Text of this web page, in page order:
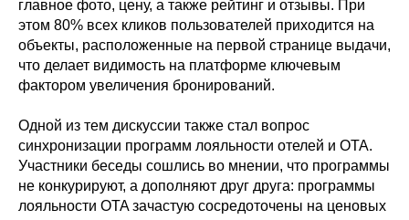
главное фото, цену, а также рейтинг и отзывы. При
этом 80% всех кликов пользователей приходится на
объекты, расположенные на первой странице выдачи,
что делает видимость на платформе ключевым
фактором увеличения бронирований.
Одной из тем дискуссии также стал вопрос
синхронизации программ лояльности отелей и ОТА.
Участники беседы сошлись во мнении, что программы
не конкурируют, а дополняют друг друга: программы
лояльности OTA зачастую сосредоточены на ценовых